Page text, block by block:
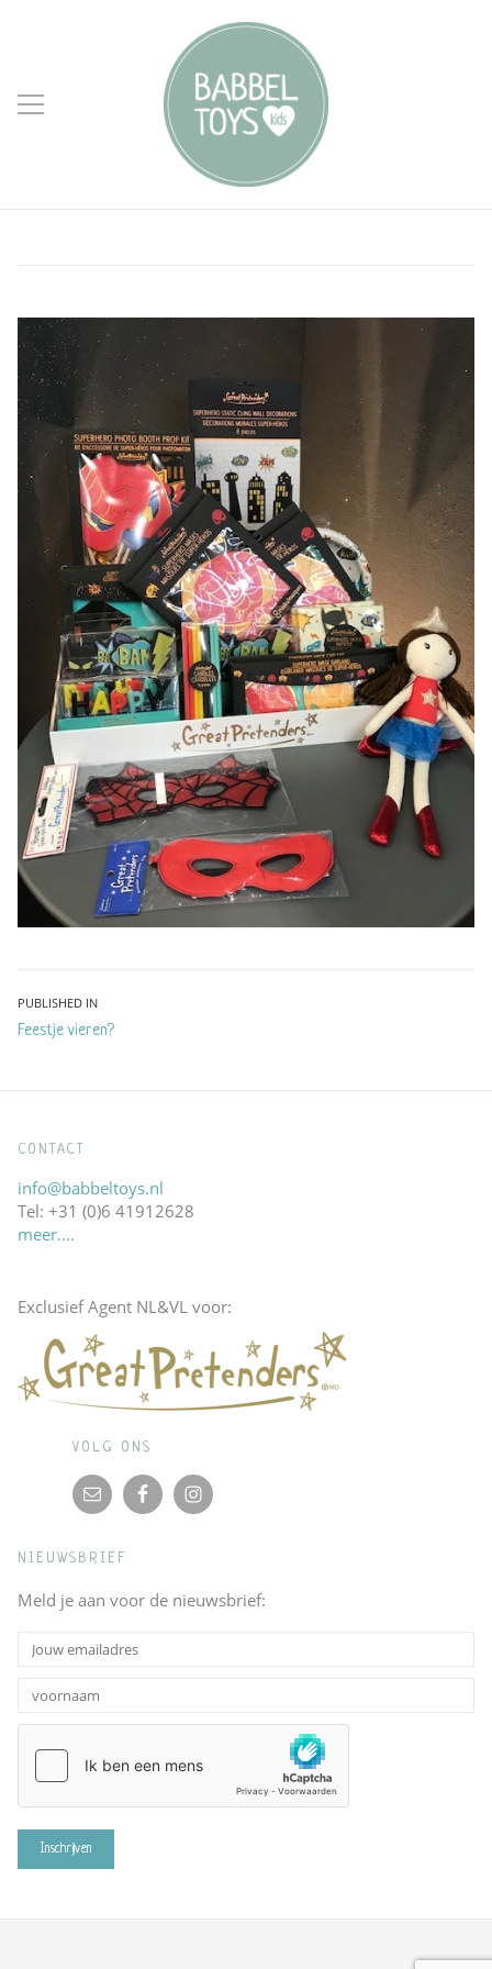
Bericht
navigatie
PUBLISHED IN
Feestje vieren?
CONTACT
info@babbeltoys.nl
Tel: +31 (0)6 41912628
meer….
Exclusief Agent NL&VL voor:
VOLG ONS
NIEUWSBRIEF
Meld je aan voor de nieuwsbrief: